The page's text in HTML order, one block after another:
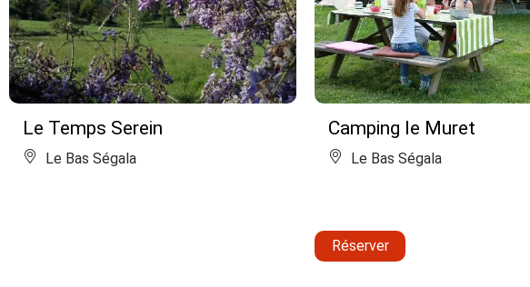
Le Temps Serein
Le Bas Ségala
Camping le Muret
Le Bas Ségala
Réserver